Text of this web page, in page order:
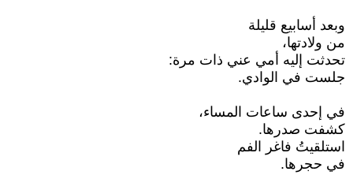
وبعد أسابيع قليلة
من ولادتها،
تحدثت إليه أمي عني ذات مرة:
جلست في الوادي.
في إحدى ساعات المساء،
كشفت صدرها.
استلقيتُ فاغر الفم
في حجرها.